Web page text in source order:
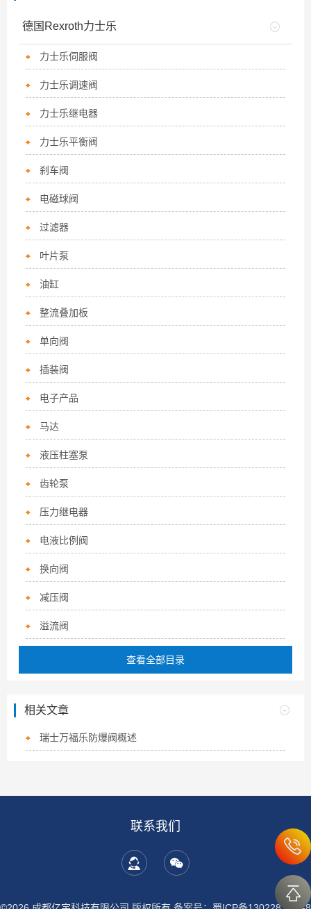
德国Rexroth力士乐
力士乐伺服阀
力士乐调速阀
力士乐继电器
力士乐平衡阀
刹车阀
电磁球阀
过滤器
叶片泵
油缸
整流叠加板
单向阀
插装阀
电子产品
马达
液压柱塞泵
齿轮泵
压力继电器
电液比例阀
换向阀
减压阀
溢流阀
查看全部目录
相关文章
瑞士万福乐防爆阀概述
联系我们